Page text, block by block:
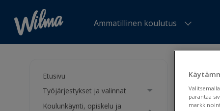
Ammatillinen koulutus
Etusivu
Työjärjestykset ja valinnat
Koulunkäynti, opiskelu ja
>
parantaa